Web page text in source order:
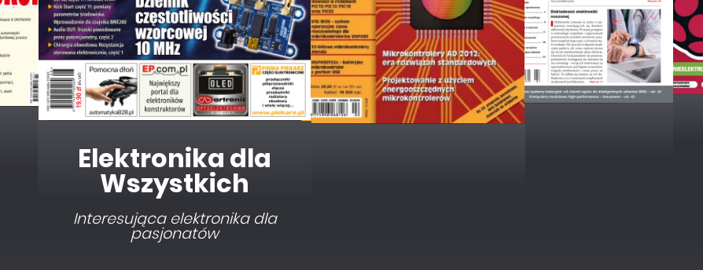
Elektronika dla
Wszystkich
Interesująca elektronika dla
pasjonatów